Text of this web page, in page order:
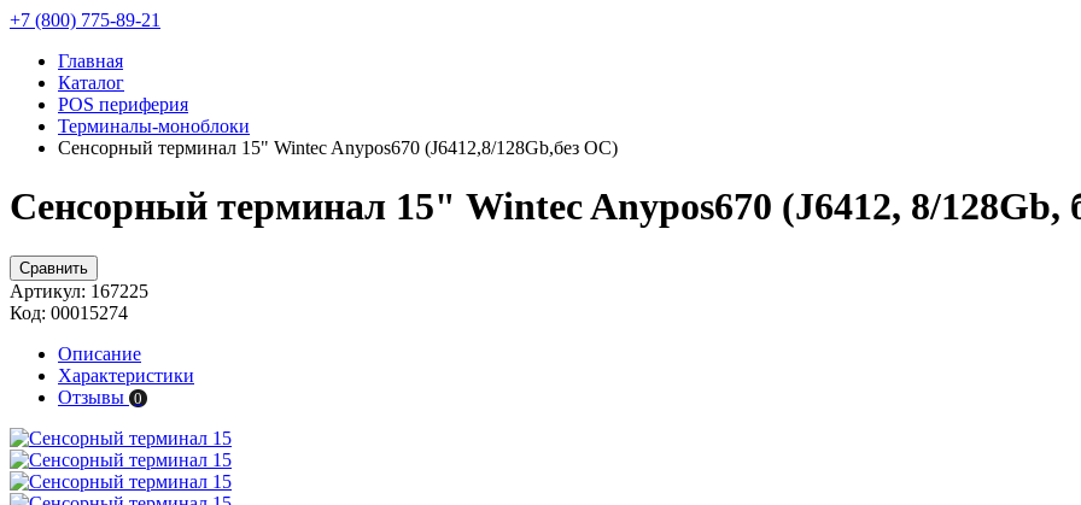
+7 (800) 775-89-21
Главная
Каталог
POS периферия
Терминалы-моноблоки
Сенсорный терминал 15" Wintec Anypos670 (J6412,8/128Gb,без ОС)
Сенсорный терминал 15" Wintec Anypos670 (J6412, 8/
Сравнить
Артикул: 167225
Код: 00015274
Описание
Характеристики
Отзывы 0